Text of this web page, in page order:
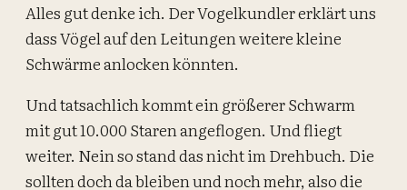
Alles gut denke ich. Der Vogelkundler erklärt uns
dass Vögel auf den Leitungen weitere kleine
Schwärme anlocken könnten.
Und tatsachlich kommt ein größerer Schwarm
mit gut 10.000 Staren angeflogen. Und fliegt
weiter. Nein so stand das nicht im Drehbuch. Die
sollten doch da bleiben und noch mehr, also die